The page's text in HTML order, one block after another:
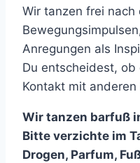
Wir tanzen frei nach
Anregungen als
Du entscheidest,
Kontakt mit
Wir tanzen barfuß
Bitte verzichte im
Drogen, Parfum,